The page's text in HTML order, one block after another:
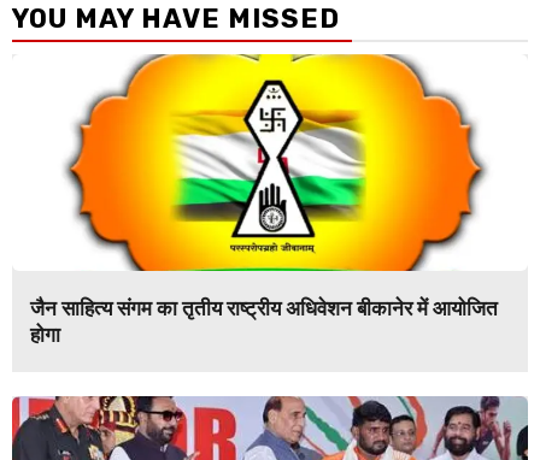
YOU MAY HAVE MISSED
जैन साहित्य संगम का तृतीय राष्ट्रीय अधिवेशन बीकानेर में आयोजित
होगा